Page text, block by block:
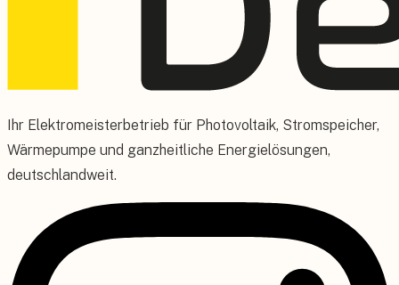
Ihr Elektromeisterbetrieb für Photovoltaik, Stromspeicher,
Wärmepumpe und ganzheitliche Energielösungen,
deutschlandweit.